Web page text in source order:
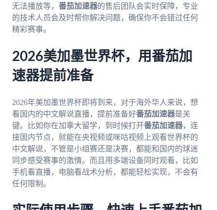
无法播放等， 番茄加速器的售后团队会实时保障，专业
的技术人员会及时帮你解决问题，确保你不会错过任何
精彩赛事。
2026美加墨世界杯，用番茄加
速器提前准备
2026年美加墨世界杯即将到来，对于海外华人来说，想
看国内的中文解说直播，提前准备好番茄加速器是关
键。比如你在加拿大留学，到时候打开番茄加速器，连
接国内节点，就能在央视频或咪咕视频上观看世界杯的
中文解说，不管是小组赛还是决赛，都能和国内的球迷
同步感受赛事的激情。而且用多端设备同时观看，比如
手机看直播，电脑看战术分析，都能轻松实现，不会有
任何限制。